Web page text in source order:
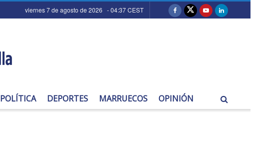
viernes 7 de agosto de 2026 - 04:37 CEST
POLÍTICA DEPORTES MARRUECOS OPINIÓN